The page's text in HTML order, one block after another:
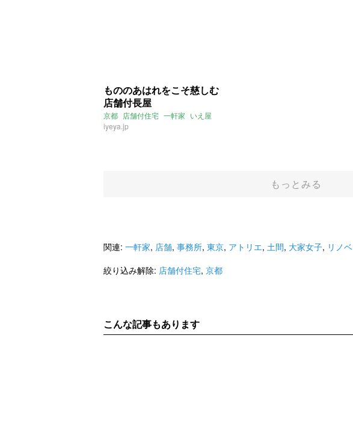
もののあはれをこそ慈しむ
店舗付長屋
京都 店舗付住宅 一軒家 いえ屋
iyeya.jp
もっとみる
関連: 一軒家, 店舗, 事務所, 東京, アトリエ, 土間, 大家女子, リノ
絞り込み解除: 店舗付住宅, 京都
こんな記事もあります